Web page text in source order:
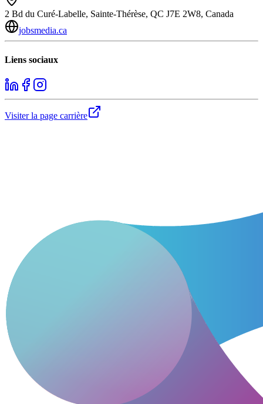
2 Bd du Curé-Labelle, Sainte-Thérèse, QC J7E 2W8, Canada
jobsmedia.ca
Liens sociaux
Visiter la page carrière